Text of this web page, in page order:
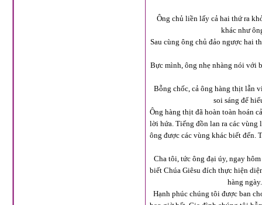
Ông chủ liền lấy cả hai thứ ra
khác như
Sau cùng ông chủ đảo ngược hai
Bực mình, ông nhẹ nhàng nói với
Bỗng chốc, cả ông hàng thịt lẫn
soi sáng để
Ông hàng thịt đã hoàn toàn hoán
lời hứa. Tiếng đồn lan ra các vùng
ông được các vùng khác biết đến.
Cha tôi, tức ông đại úy, ngay
biết Chúa Giêsu đích thực hiện
hàng
Hạnh phúc chúng tôi được ban